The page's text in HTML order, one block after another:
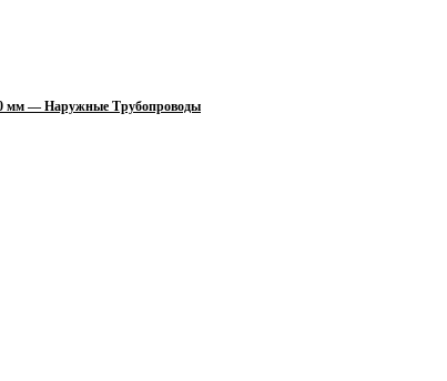
мм — Наружные Трубопроводы